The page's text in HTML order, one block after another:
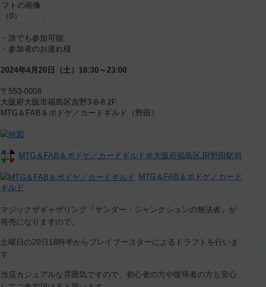
・誰でも参加可能
・参加者のお連れ様
2024年4月20日（土） 18:30～23:00
〒553-0006
大阪府大阪市福島区吉野3-8-8 2F
MTG＆FAB＆ボドゲ／カードギルド（野田）
MTG＆FAB＆ボドゲ／カードギルド＠大阪府福島区JR野田駅前
MTG＆FAB＆ボドゲ／カード
ギルド
マジックザギャザリング『サンダー・ジャンクションの無法者』が
発売になりますので、
土曜日の20日18時半からプレイブースターによるドラフトを行いま
す
当店カジュアルな雰囲気ですので、初心者の方や復帰者の方も安心